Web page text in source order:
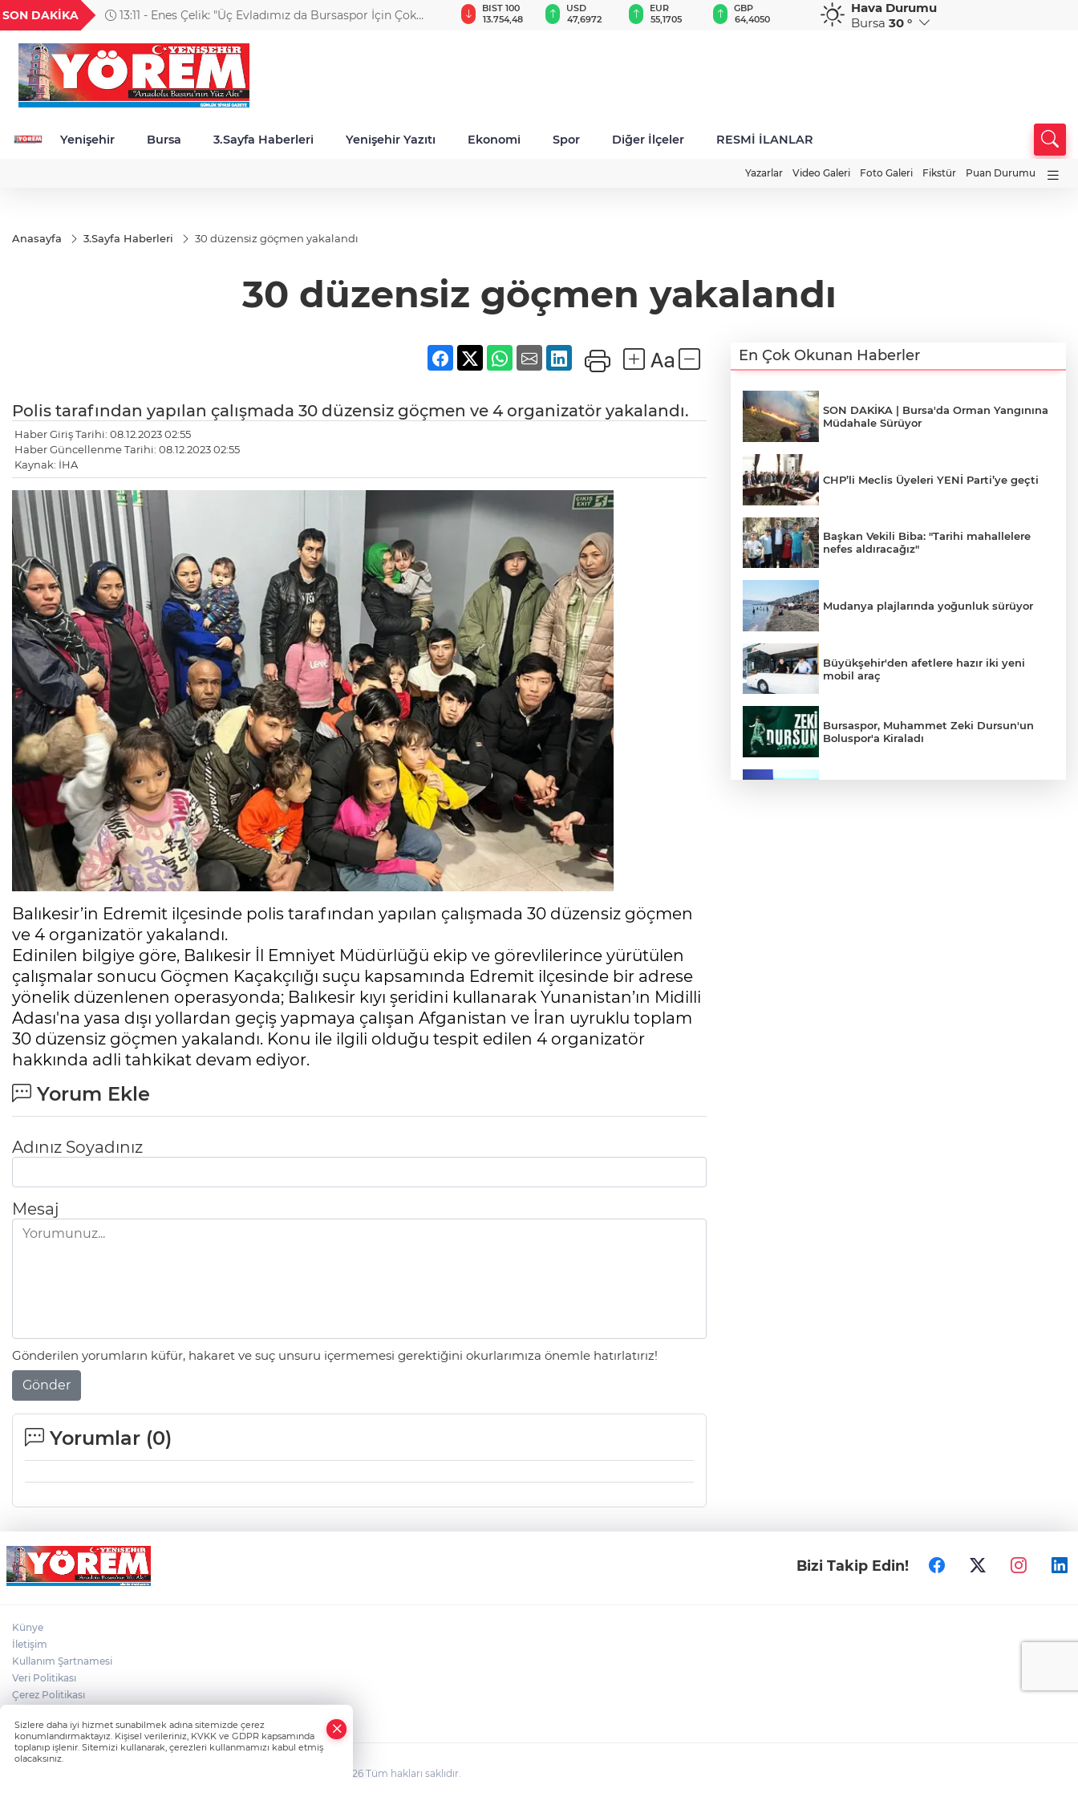
SON DAKİKA
13:11 - Enes Çelik: "Üç Evladımız da Bursaspor İçin Çok
18,2398
TND
16,2401
BGN
27,9743
VND
0,0018
GAU/TRY
6.652,50
BIST 100
13.754,48
USD
47,6972
EUR
55,1705
GBP
64,4050
CHF
59,0239
CAD
34,2136
Hava Durumu
Bursa 30 °
Yenişehir Bursa 3.Sayfa Haberleri Yenişehir Yazıtı Ekonomi Spor Diğer İlçeler RESMİ İLANLAR
Yazarlar Video Galeri Foto Galeri Fikstür Puan Durumu
Anasayfa 3.Sayfa Haberleri 30 düzensiz göçmen yakalandı
30 düzensiz göçmen yakalandı
Polis tarafından yapılan çalışmada 30 düzensiz göçmen ve 4 organizatör yakalandı.
Haber Giriş Tarihi: 08.12.2023 02:55
Haber Güncellenme Tarihi: 08.12.2023 02:55
Kaynak: İHA
Balıkesir’in Edremit ilçesinde polis tarafından yapılan çalışmada 30 düzensiz göçmen
ve 4 organizatör yakalandı.
Edinilen bilgiye göre, Balıkesir İl Emniyet Müdürlüğü ekip ve görevlilerince yürütülen
çalışmalar sonucu Göçmen Kaçakçılığı suçu kapsamında Edremit ilçesinde bir adrese
yönelik düzenlenen operasyonda; Balıkesir kıyı şeridini kullanarak Yunanistan’ın Midilli
Adası'na yasa dışı yollardan geçiş yapmaya çalışan Afganistan ve İran uyruklu toplam
30 düzensiz göçmen yakalandı. Konu ile ilgili olduğu tespit edilen 4 organizatör
hakkında adli tahkikat devam ediyor.
Yorum Ekle
Adınız Soyadınız
Mesaj
Gönderilen yorumların küfür, hakaret ve suç unsuru içermemesi gerektiğini okurlarımıza önemle hatırlatırız!
Gönder
Yorumlar (0)
En Çok Okunan Haberler
SON DAKİKA | Bursa'da Orman Yangınına
Müdahale Sürüyor
CHP’li Meclis Üyeleri YENİ Parti’ye geçti
Başkan Vekili Biba: "Tarihi mahallelere
nefes aldıracağız"
Mudanya plajlarında yoğunluk sürüyor
Büyükşehir'den afetlere hazır iki yeni
mobil araç
Bursaspor, Muhammet Zeki Dursun'un
Boluspor'a Kiraladı
Bizi Takip Edin!
Künye
İletişim
Kullanım Şartnamesi
Veri Politikası
Çerez Politikası
ve TURKTICARET.NET projesidir Copyright© 2006-2026 Tüm hakları saklıdır.
Sizlere daha iyi hizmet sunabilmek adına sitemizde çerez
konumlandırmaktayız. Kişisel verileriniz, KVKK ve GDPR kapsamında
toplanıp işlenir. Sitemizi kullanarak, çerezleri kullanmamızı kabul etmiş
olacaksınız.